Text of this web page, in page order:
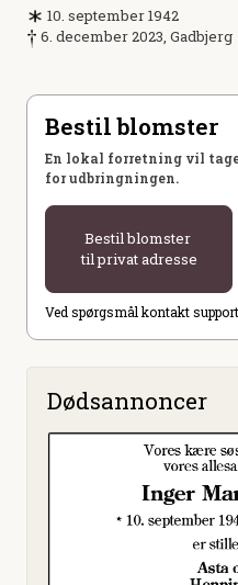
10. september 1942
6. december 2023, Gadbjerg
Bestil blomster
En lokal forretning vil
for udbringningen.
Bestil blomster
til privat adresse
Ved spørgsmål kontakt
Dødsannoncer